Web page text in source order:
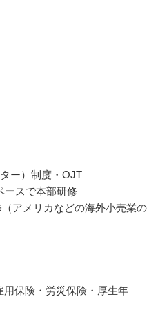
ー）制度・OJT
ースで本部研修
アメリカなどの海外小売業の
保険・労災保険・厚生年